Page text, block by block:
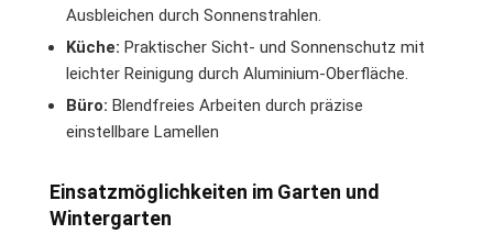
Ausbleichen durch Sonnenstrahlen.
Küche: Praktischer Sicht- und Sonnenschutz mit
leichter Reinigung durch Aluminium-Oberfläche.
Büro: Blendfreies Arbeiten durch präzise
einstellbare Lamellen
Einsatzmöglichkeiten im Garten und
Wintergarten